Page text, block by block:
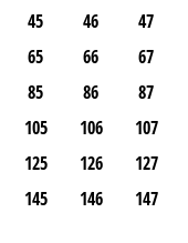
45 46
47
65 66
67
85 86
87
105 106
107
125 126
127
145 146
147